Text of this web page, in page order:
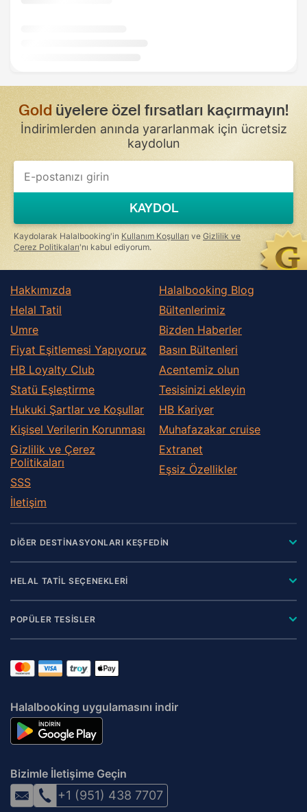
Goldüyelere özel fırsatları kaçırmayın!
İndirimlerden anında yararlanmak için ücretsiz
kaydolun
If
you
ignore
this
field
KAYDOL
Kaydolarak Halalbooking'in Kullanım Koşulları ve Gizlilik ve
Çerez Politikaları'nı kabul ediyorum.
Hakkımızda
Helal Tatil
Umre
Fiyat Eşitlemesi Yapıyoruz
HB Loyalty Club
Statü Eşleştirme
Hukuki Şartlar ve Koşullar
Kişisel Verilerin Korunması
Gizlilik ve Çerez
Politikaları
SSS
İletişim
Halalbooking Blog
Bültenlerimiz
Bizden Haberler
Basın Bültenleri
Acentemiz olun
Tesisinizi ekleyin
HB Kariyer
Muhafazakar сruise
Extranet
Eşsiz Özellikler
DİĞER DESTİNASYONLARI KEŞFEDİN
HELAL TATİL SEÇENEKLERİ
POPÜLER TESİSLER
Halalbooking uygulamasını indir
Bizimle İletişime Geçin
+1 (951) 438 7707